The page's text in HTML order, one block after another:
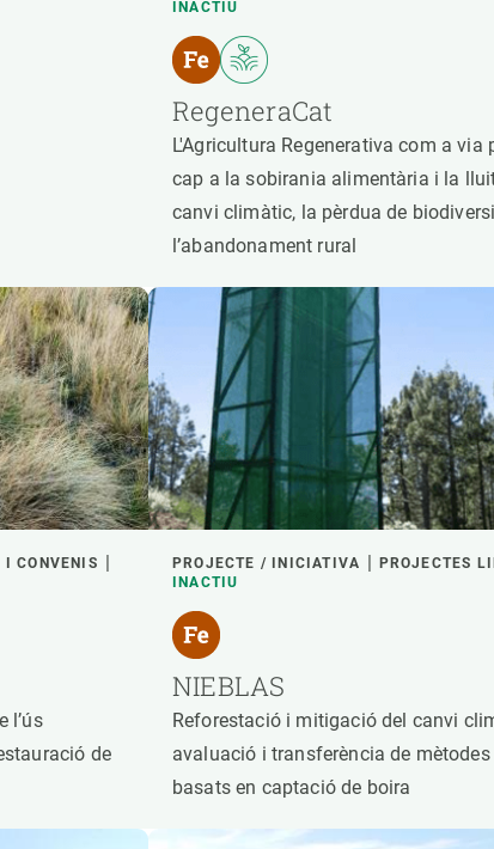
INACTIU
RegeneraCat
L'Agricultura Regenerativa com a via
cap a la sobirania alimentària i la
canvi climàtic, la pèrdua de
l’abandonament rural
I CONVENIS
l’ús
de
PROJECTE / INICIATIVA
PROJECTES
INACTIU
NIEBLAS
Reforestació i mitigació del canvi
avaluació i transferència de
basats en captació de boira